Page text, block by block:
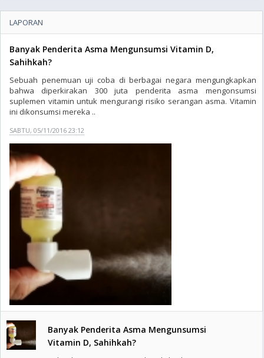
LAPORAN
Banyak Penderita Asma Mengunsumsi Vitamin D,
Sahihkah?
Sebuah penemuan uji coba di berbagai negara mengungkapkan
bahwa diperkirakan 300 juta penderita asma mengonsumsi
suplemen vitamin untuk mengurangi risiko serangan asma. Vitamin
ini dikonsumsi mereka ..
SABTU, 05/11/2016 23:12
Banyak Penderita Asma Mengunsumsi
Vitamin D, Sahihkah?